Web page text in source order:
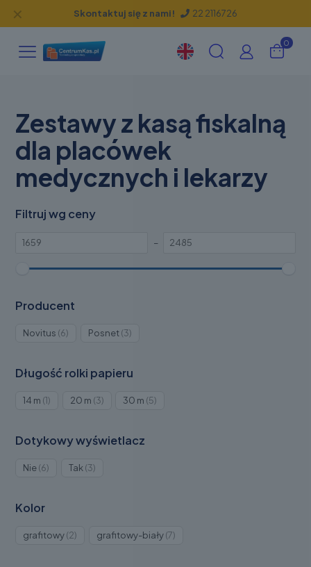
Skontaktuj się z nami! 22 2116726
✕
0
Zestawy z kasą fiskalną
dla placówek
medycznych i lekarzy
Filtruj wg ceny
–
Producent
Novitus 6ProduktyPosnet 3Produkty
Długość rolki papieru
14 m 1Produkt20 m 3Produkty
30 m 5Produkty
Dotykowy wyświetlacz
Nie 6Produkty
Tak 3Produkty
Kolor
grafitowy 2Produktygrafitowy-biały 7Produkty